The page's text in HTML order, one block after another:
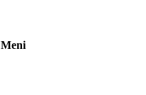
Meni